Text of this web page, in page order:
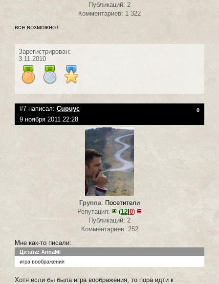
Публикаций: 2
Комментариев: 1 322
все возможно+
Зарегистрирован:
3.11.2010
#7 написал: Cupuyc 0
9 ноября 2011 22:28
Группа: Посетители
Репутация:
(12|0)
Публикаций: 2
Комментариев: 252
Мне как-то писали:
Цитата: ArinaMi
игра воображения
Хотя если бы была игра воображения, то пора идти к